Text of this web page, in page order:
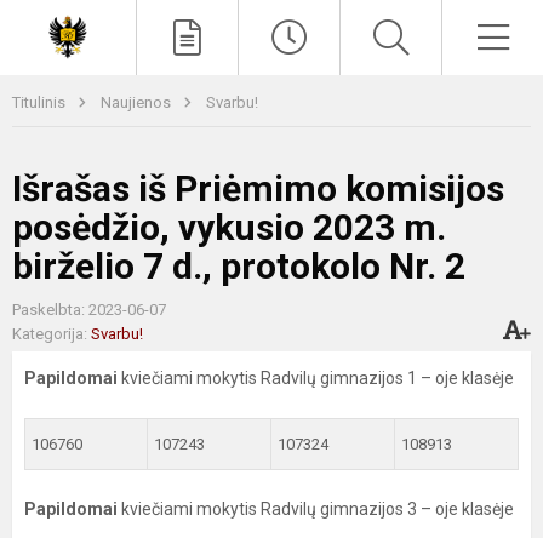
Titulinis Naujienos Svarbu!
Išrašas iš Priėmimo komisijos
posėdžio, vykusio 2023 m.
birželio 7 d., protokolo Nr. 2
Paskelbta: 2023-06-07
Kategorija: Svarbu!
Papildomai kviečiami mokytis Radvilų gimnazijos 1 – oje klasėje
106760 107243 107324 108913
Papildomai kviečiami mokytis Radvilų gimnazijos 3 – oje klasėje